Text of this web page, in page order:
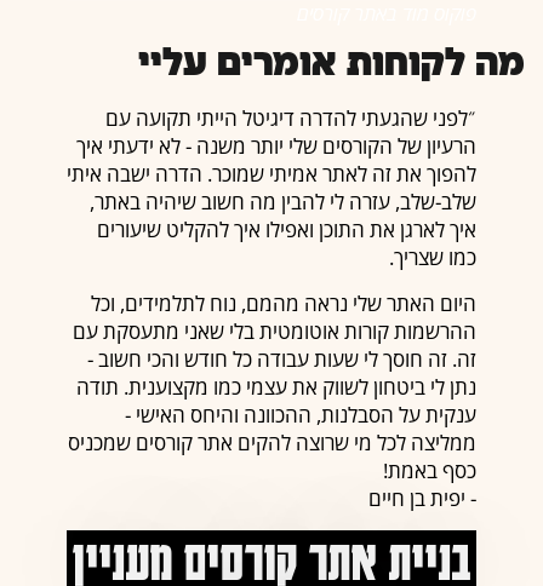
מה לקוחות אומרים עליי
״לפני שהגעתי להדרה דיגיטל הייתי תקועה עם
הרעיון של הקורסים שלי יותר משנה - לא ידעתי איך
להפוך את זה לאתר אמיתי שמוכר. הדרה ישבה איתי
שלב-שלב, עזרה לי להבין מה חשוב שיהיה באתר,
איך לארגן את התוכן ואפילו איך להקליט שיעורים
כמו שצריך.
היום האתר שלי נראה מהמם, נוח לתלמידים, וכל
ההרשמות קורות אוטומטית בלי שאני מתעסקת עם
זה. זה חוסך לי שעות עבודה כל חודש והכי חשוב -
נתן לי ביטחון לשווק את עצמי כמו מקצוענית. תודה
ענקית על הסבלנות, ההכוונה והיחס האישי -
ממליצה לכל מי שרוצה להקים אתר קורסים שמכניס
כסף באמת!
- יפית בן חיים
בניית אתר קורסים מעניין